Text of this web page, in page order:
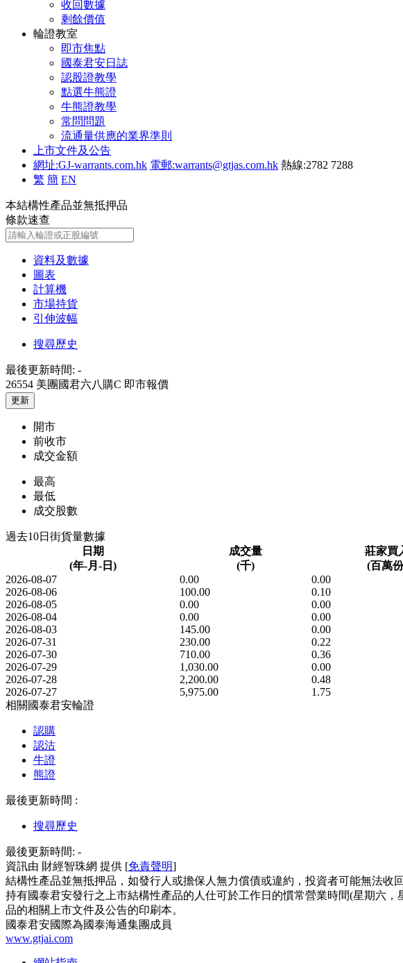
收回數據
剩餘價值
輪證教室
即市焦點
國泰君安日誌
認股證教學
點選牛熊證
牛熊證教學
常問問題
流通量供應的業界準則
上市文件及公告
網址:GJ-warrants.com.hk 電郵:warrants@gtjas.com.hk 熱線:2782 7288
繁 簡 EN
本結構性產品並無抵押品
條款速查
資料及數據
圖表
計算機
市場持貨
引伸波幅
搜尋歷史
最後更新時間: -
26554 美團國君六八購C 即市報價
更新
開市
前收市
成交金額
最高
最低
成交股數
過去10日街貨量數據
日期
(年-月-日)
成交量
(千)
莊家買
(百萬
2026-08-07
0.00 0.00
2026-08-06
100.00 0.10
2026-08-05
0.00 0.00
2026-08-04
0.00 0.00
2026-08-03
145.00 0.00
2026-07-31
230.00 0.22
2026-07-30
710.00 0.36
2026-07-29
1,030.00 0.00
2026-07-28
2,200.00 0.48
2026-07-27
5,975.00 1.75
相關國泰君安輪證
認購
認沽
牛證
熊證
最後更新時間 :
搜尋歷史
最後更新時間: -
資訊由 財經智珠網 提供 [免責聲明]
結構性產品並無抵押品，如發行人或擔保人無力償債或違約，投資者可能無法收
持有國泰君安發行之上市結構性產品的人仕可於工作日的慣常營業時間(星期六
品的相關上市文件及公告的印刷本。
國泰君安國際為國泰海通集團成員
www.gtjai.com